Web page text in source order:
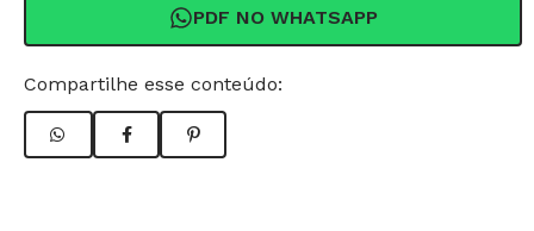
PDF NO WHATSAPP
Compartilhe esse conteúdo: